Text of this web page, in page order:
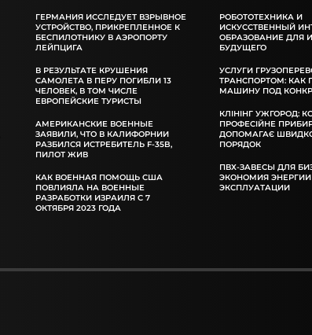
ГЕРМАНИЯ ИССЛЕДУЕТ ВЗРЫВНОЕ
УСТРОЙСТВО, ПРИКРЕПЛЕННОЕ К
БЕСПИЛОТНИКУ В АЭРОПОРТУ
ЛЕЙПЦИГА
В РЕЗУЛЬТАТЕ КРУШЕНИЯ
САМОЛЕТА В ПЕРУ ПОГИБЛИ 13
ЧЕЛОВЕК, В ТОМ ЧИСЛЕ
ЕВРОПЕЙСКИЕ ТУРИСТЫ
АМЕРИКАНСКИЕ ВОЕННЫЕ
ЗАЯВИЛИ, ЧТО В КАЛИФОРНИИ
РАЗБИЛСЯ ИСТРЕБИТЕЛЬ F-35B,
ПИЛОТ ЖИВ
КАК ВОЕННАЯ ПОМОЩЬ США
ПОВЛИЯЛА НА ВОЕННЫЕ
РАЗРАБОТКИ ИЗРАИЛЯ С 7
ОКТЯБРЯ 2023 ГОДА
РОБОТОТЕХНИКА И
ИСКУССТВЕННЫЙ
ОБРАЗОВАНИЕ ДЛЯ
БУДУЩЕГО
УСЛУГИ
ТРАНСПОРТОМ: КАК
МАШИНУ ПОД
КЛІНІНГ УЖГОРОД:
ПРОФЕСІЙНЕ
ДОПОМАГАЄ
ПОРЯДОК
ПВХ-ЗАВЕСЫ ДЛЯ
ЭКОНОМИЯ
ЭКСПЛУАТАЦИИ